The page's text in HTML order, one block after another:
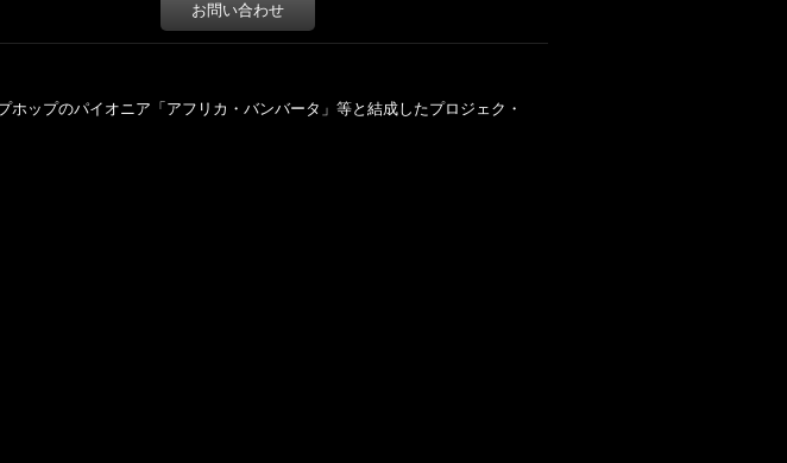
お問い合わせ
ップのパイオニア「アフリカ・バンバータ」等と結成したプロジェク・